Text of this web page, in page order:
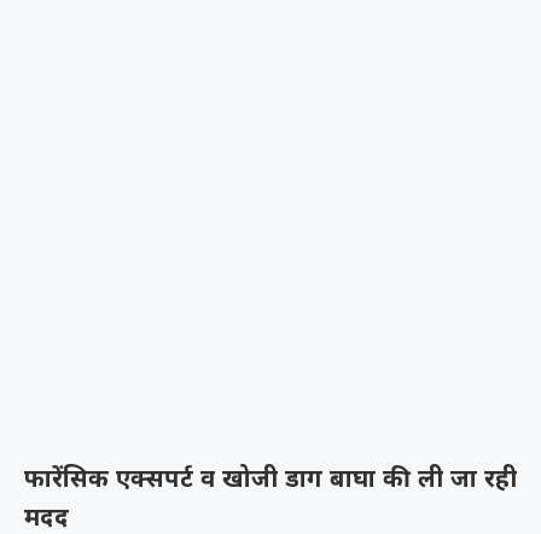
फारेंसिक एक्सपर्ट व खोजी डाग बाघा की ली जा रही
मदद